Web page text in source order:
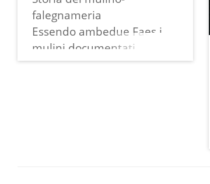
falegnameria
Essendo ambedue Faes i
mulini documentati
presenti a Fraveggio, li